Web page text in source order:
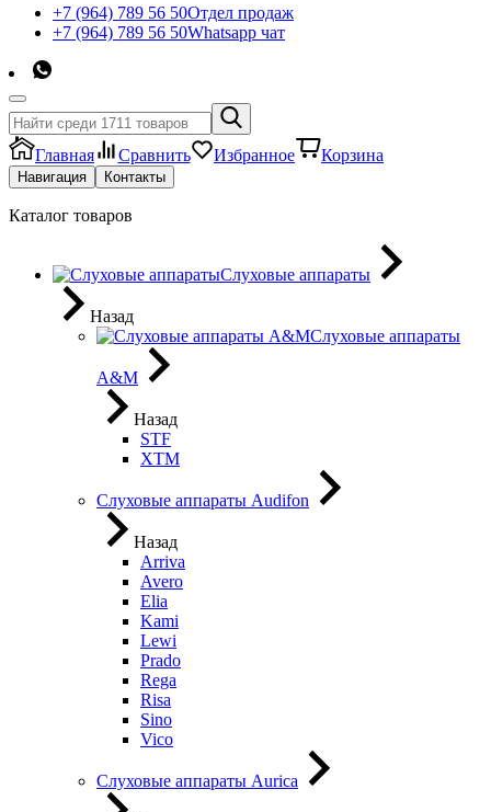
+7 (964) 789 56 50Отдел продаж
+7 (964) 789 56 50Whatsapp чат
Главная Сравнить Избранное Корзина
Навигация Контакты
Каталог товаров
Слуховые аппараты
Назад
Слуховые аппараты
A&M
Назад
STF
XTM
Слуховые аппараты Audifon
Назад
Arriva
Avero
Elia
Kami
Lewi
Prado
Rega
Risa
Sino
Vico
Слуховые аппараты Aurica